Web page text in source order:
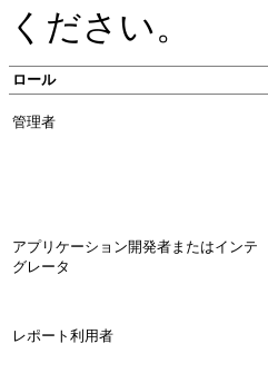
ください。
ロール
管理者
アプリケーション開発者またはインテ
グレータ
レポート利用者